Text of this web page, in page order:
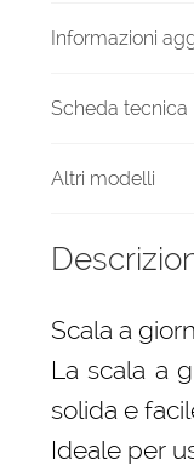
quantità
Informazioni
Scheda tecnica
Altri modelli
Scala a
La scala a
solida e
Ideale per